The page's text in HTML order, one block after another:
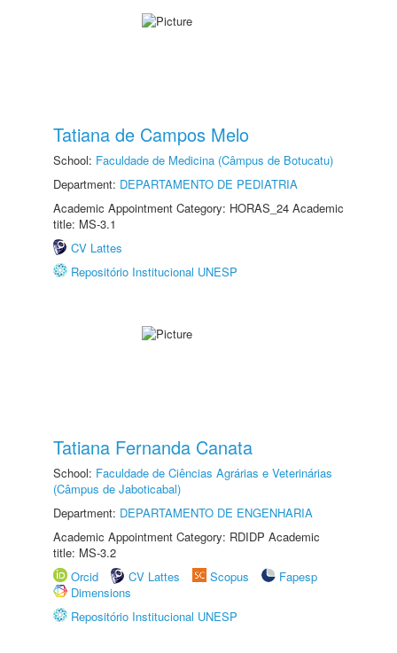
Tatiana de Campos Melo
School: Faculdade de Medicina (Câmpus de Botucatu)
Department: DEPARTAMENTO DE PEDIATRIA
Academic Appointment Category: HORAS_24 Academic
title: MS-3.1
CV Lattes
Repositório Institucional UNESP
Tatiana Fernanda Canata
School: Faculdade de Ciências Agrárias e Veterinárias
(Câmpus de Jaboticabal)
Department: DEPARTAMENTO DE ENGENHARIA
Academic Appointment Category: RDIDP Academic
title: MS-3.2
Orcid
CV Lattes Scopus
Fapesp
Dimensions
Repositório Institucional UNESP